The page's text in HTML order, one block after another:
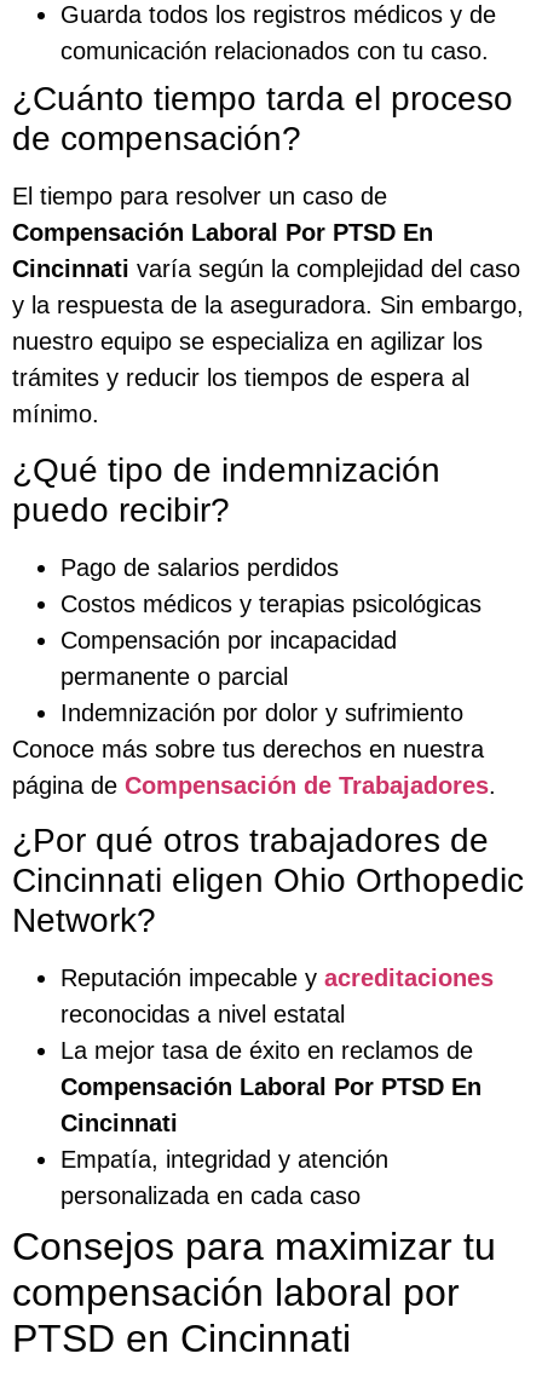
Guarda todos los registros médicos y de
comunicación relacionados con tu caso.
¿Cuánto tiempo tarda el proceso
de compensación?
El tiempo para resolver un caso de
Compensación Laboral Por PTSD En
Cincinnati varía según la complejidad del caso
y la respuesta de la aseguradora. Sin embargo,
nuestro equipo se especializa en agilizar los
trámites y reducir los tiempos de espera al
mínimo.
¿Qué tipo de indemnización
puedo recibir?
Pago de salarios perdidos
Costos médicos y terapias psicológicas
Compensación por incapacidad
permanente o parcial
Indemnización por dolor y sufrimiento
Conoce más sobre tus derechos en nuestra
página de Compensación de Trabajadores.
¿Por qué otros trabajadores de
Cincinnati eligen Ohio Orthopedic
Network?
Reputación impecable y acreditaciones
reconocidas a nivel estatal
La mejor tasa de éxito en reclamos de
Compensación Laboral Por PTSD En
Cincinnati
Empatía, integridad y atención
personalizada en cada caso
Consejos para maximizar tu
compensación laboral por
PTSD en Cincinnati